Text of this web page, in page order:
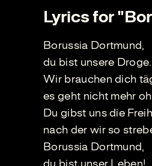
Lyrics for
Borussia Dortmund,
du bist unsere Droge.
Wir brauchen dich
es geht nicht mehr
Du gibst uns die
nach der wir so
Borussia Dortmund,